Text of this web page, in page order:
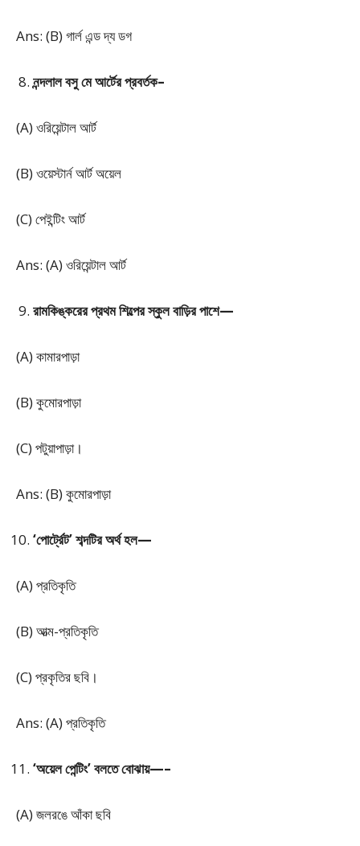
Ans: (B) গার্ল এন্ড দ্য ডগ
নন্দলাল বসু মে আর্টের প্রবর্তক–
(A) ওরিয়েন্টাল আর্ট
(B) ওয়েস্টার্ন আর্ট অয়েল
(C) পেইন্টিং আর্ট
Ans: (A) ওরিয়েন্টাল আর্ট
রামকিঙ্করের প্রথম শিল্পের স্কুল বাড়ির পাশে—
(A) কামারপাড়া
(B) কুমোরপাড়া
(C) পটুয়াপাড়া।
Ans: (B) কুমোরপাড়া
‘পোর্ট্রেট’ শব্দটির অর্থ হল—
(A) প্রতিকৃতি
(B) আত্ম-প্রতিকৃতি
(C) প্রকৃতির ছবি।
Ans: (A) প্রতিকৃতি
‘অয়েল পেন্টিং’ বলতে বোঝায়—–
(A) জলরঙে আঁকা ছবি